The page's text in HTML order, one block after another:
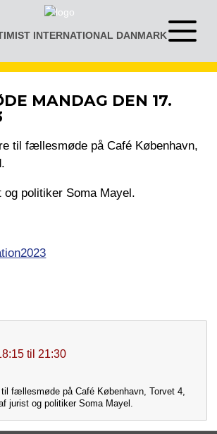
INTERNATIONAL DANMARKÅben
menu
MANDAG DEN 17.
til fællesmøde på Café København,
og politiker Soma Mayel.
til 21:30
fællesmøde på Café København, Torvet 4,
jurist og politiker Soma Mayel.